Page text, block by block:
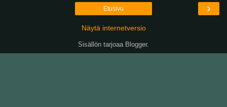
›
Etusivu
Näytä internetversio
Sisällön tarjoaa Blogger.